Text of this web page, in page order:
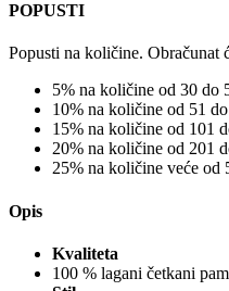
POPUSTI
Popusti na količine. Obračunat
5% na količine od 30 do
10% na količine od 51
15% na količine od 101
20% na količine od 201
25% na količine veće od
Opis
Kvaliteta
100 % lagani četkani